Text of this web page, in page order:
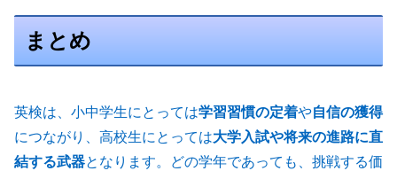
まとめ
英検は、小中学生にとっては学習習慣の定着や自信の獲得
につながり、高校生にとっては大学入試や将来の進路に直
結する武器となります。どの学年であっても、挑戦する価